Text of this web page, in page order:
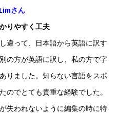
さん
りやすく工夫
違って、日本語から英語に訳す
の方が英語に訳し、私の方で字
りました。知らない言語をスポ
のでとても貴重な経験でした。
失われないように編集の時に特